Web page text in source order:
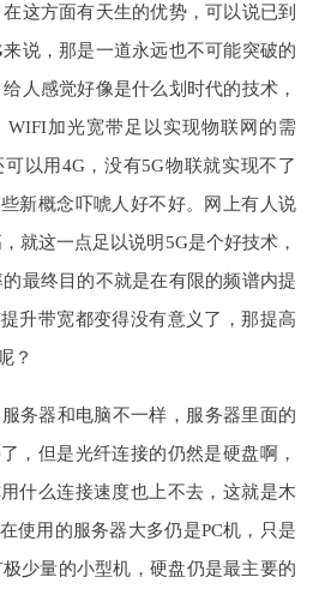
这方面有天生的优势，可以说已到
说，那是一道永远也不可能突破的
人感觉好像是什么划时代的技术，
WIFI加光宽带足以实现物联网的需
以用4G，没有5G物联就实现不了
新概念吓唬人好不好。网上有人说
就这一点足以说明5G是个好技术，
最终目的不就是在有限的频谱内提
升带宽都变得没有意义了，那提高
？
务器和电脑不一样，服务器里面的
，但是光纤连接的仍然是硬盘啊，
什么连接速度也上不去，这就是木
使用的服务器大多仍是PC机，只是
少量的小型机，硬盘仍是最主要的